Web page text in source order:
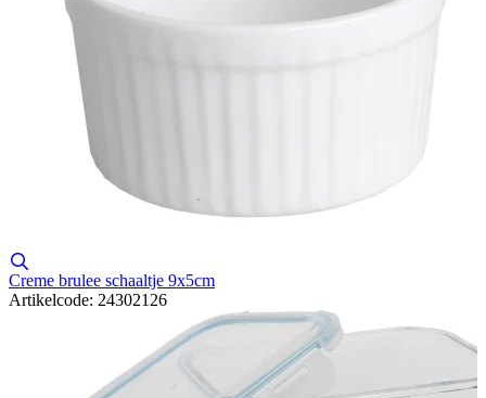
Creme brulee schaaltje 9x5cm
Artikelcode: 24302126